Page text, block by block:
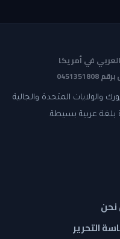
في أمريكا
والولايات المتحدة والجالية
بلغة عربية بسيطة.
التحرير